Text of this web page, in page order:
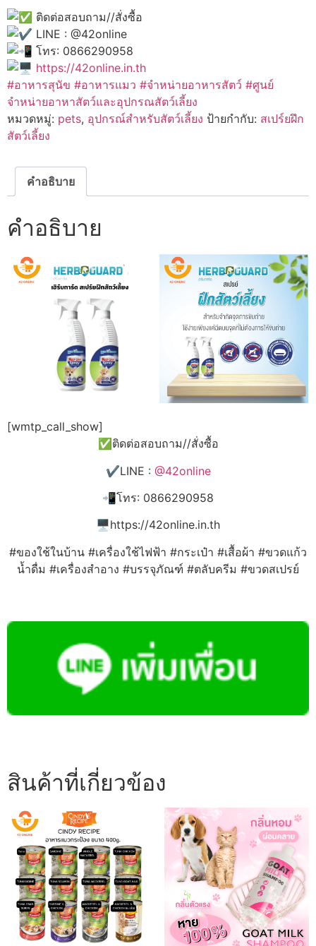
ติดต่อสอบถาม//สั่งซื้อ
LINE : @42online
โทร: 0866290958
https://42online.in.th
#อาหารสุนัข #อาหารแมว #จำหน่ายอาหารสัตว์ #ศูนย์
จำหน่ายอาหาสัตว์และอุปกรณสัตว์เลี้ยง
หมวดหมู่: pets, อุปกรณ์สำหรับสัตว์เลี้ยง ป้ายกำกับ: สเปร์ยฝึก
สัตว์เลี้ยง
คำอธิบาย
คำอธิบาย
[wmtp_call_show]
✅ติดต่อสอบถาม//สั่งซื้อ
✔️LINE : @42online
📲โทร: 0866290958
🖥️https://42online.in.th
#ของใช้ในบ้าน #เครื่องใช้ไฟฟ้า #กระเป๋า #เสื้อผ้า #ขวดแก้ว
น้ำดื่ม #เครื่องสำอาง #บรรจุภัณฑ์ #ตลับครีม #ขวดสเปรย์
สินค้าที่เกี่ยวข้อง